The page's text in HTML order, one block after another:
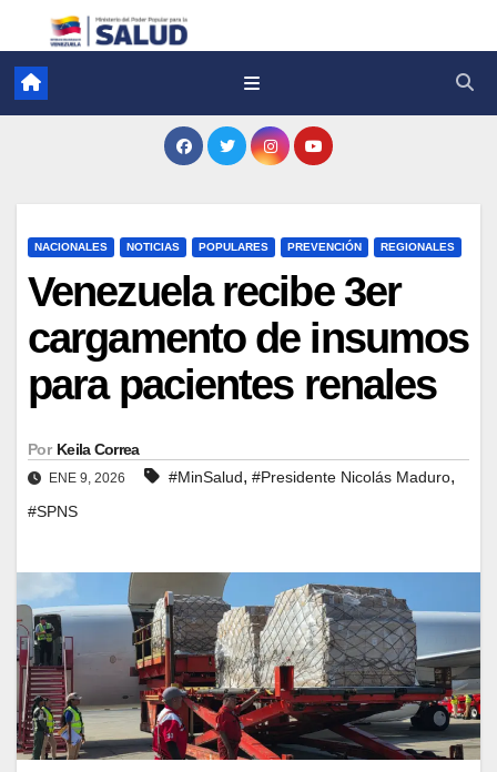
NACIONALES NOTICIAS POPULARES PREVENCIÓN REGIONALES
Venezuela recibe 3er
cargamento de insumos
para pacientes renales
Por Keila Correa
ENE 9, 2026 #MinSalud, #Presidente Nicolás Maduro,
#SPNS